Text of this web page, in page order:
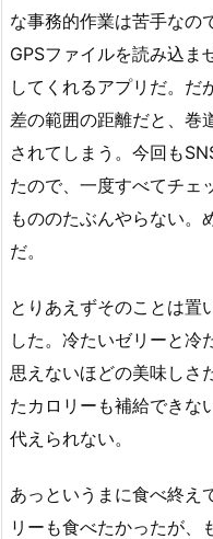
な事務的作業は苦手なの
GPSファイルを読み込ま
してくれるアプリだ。だ
差の範囲の距離だと、巻
されてしまう。今回も
たので、一度すべてチェ
もののたぶんやらない。
だ。
とりあえずそのことは置
した。冷たいゼリーと冷
思えないほどの美味しさ
たカロリーも補給できな
代えられない。
あっというまに食べ終え
リーも食べたかったが、